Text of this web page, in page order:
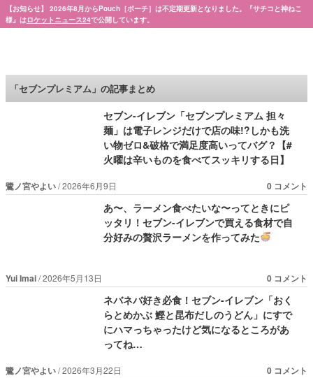
【お知らせ】 2026年8月からPouch［ポーチ］は不定期更新となりました。『サチコと神ねこ
様』はロケットニュース24で公開しています。
「セブンプレミアム」の記事まとめ
セブン-イレブン「セブンプレミアム 担々
麺」は電子レンジだけで店の味!?しかも洗
い物ゼロ&破格で満足度高いってバグ？【#
火曜は辛いものを食べてスッキリする日】
鷺ノ宮やよい 2026年6月9日 0 コメント
あ〜、ラーメン食べたいな〜ってときにピ
ッタリ！セブン-イレブンで買える食材で自
分好みの贅沢ラーメンを作ってみた
Yui Imai 2026年5月13日 0 コメント
ネバネバ好き必食！セブン-イレブン「おく
らとめかぶ 鰹と昆布だしのうどん」にすで
にハマっちゃったけど気になるところがあ
ってね…
鷺ノ宮やよい 2026年3月22日 0 コメント